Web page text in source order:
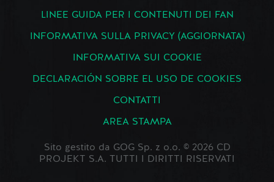
LINEE GUIDA PER I CONTENUTI DEI FAN
INFORMATIVA SULLA PRIVACY (AGGIORNATA)
INFORMATIVA SUI COOKIE
DECLARACIÓN SOBRE EL USO DE COOKIES
CONTATTI
AREA STAMPA
Sito gestito da GOG Sp. z o.o. © 2026 CD
PROJEKT S.A. TUTTI I DIRITTI RISERVATI